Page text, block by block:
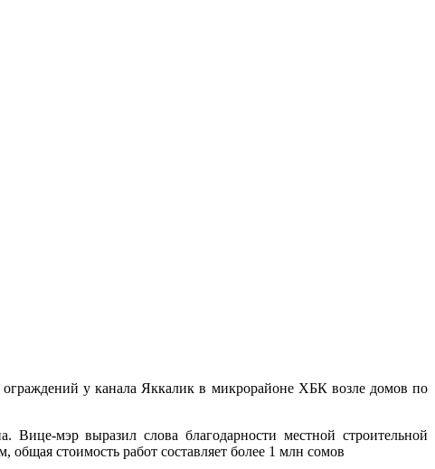
у канала Яккалик в микрорайоне ХБК возле домов по
Вице-мэр выразил слова благодарности местной строительной
стоимость работ составляет более 1 млн сомов